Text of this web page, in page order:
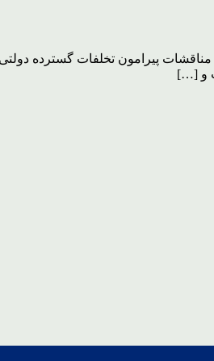
یکی از مسائل پر حاشیه و دامنه دار روزهای پایانی اردیبهشت ۹۶،